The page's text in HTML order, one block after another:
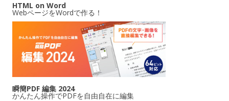
HTML on Word
WebページをWordで作る！
瞬簡PDF 編集 2024
かんたん操作でPDFを自由自在に編集